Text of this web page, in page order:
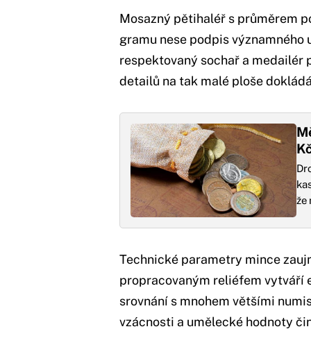
Mosazný pětihaléř s průměrem
gramu nese podpis významného
respektovaný sochař a medailér
detailů na tak malé ploše
že
Technické parametry mince
propracovaným reliéfem
srovnání s mnohem většími
vzácnosti a umělecké hodnoty